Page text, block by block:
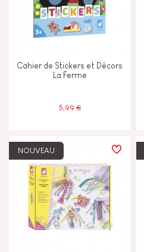
Cahier de Stickers et Décors
La Ferme
5,99 €
NOUVEAU